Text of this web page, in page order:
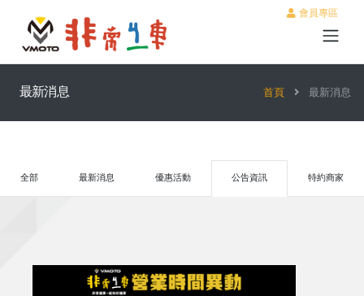
會員專區
最新消息 首頁 最新消息
全部 最新消息 優惠活動 公告資訊 特約商家